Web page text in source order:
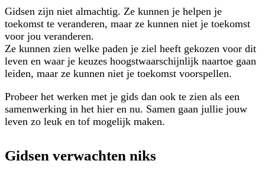
Gidsen zijn niet almachtig. Ze kunnen je helpen je
toekomst te veranderen, maar ze kunnen niet je toekomst
voor jou veranderen.
Ze kunnen zien welke paden je ziel heeft gekozen voor dit
leven en waar je keuzes hoogstwaarschijnlijk naartoe gaan
leiden, maar ze kunnen niet je toekomst voorspellen.
Probeer het werken met je gids dan ook te zien als een
samenwerking in het hier en nu. Samen gaan jullie jouw
leven zo leuk en tof mogelijk maken.
Gidsen verwachten niks